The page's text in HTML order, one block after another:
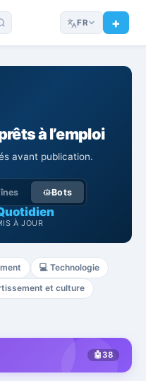
FR
à l’emploi
avant publication.
Bots
À JOUR
💻 Technologie
et culture
🤖 38